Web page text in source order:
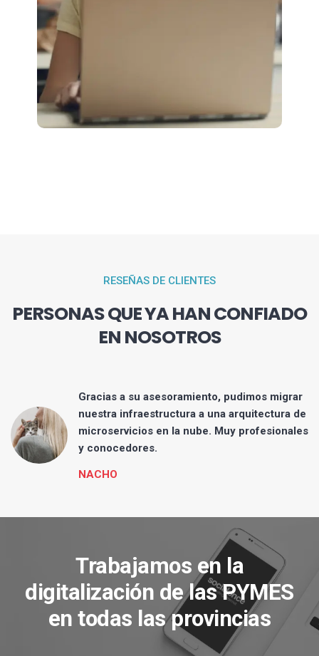
RESEÑAS DE CLIENTES
PERSONAS QUE YA HAN CONFIADO
EN NOSOTROS
Gracias a su asesoramiento, pudimos migrar
nuestra infraestructura a una arquitectura de
microservicios en la nube. Muy profesionales
y conocedores.
NACHO
Trabajamos en la
digitalización de las PYMES
en todas las provincias